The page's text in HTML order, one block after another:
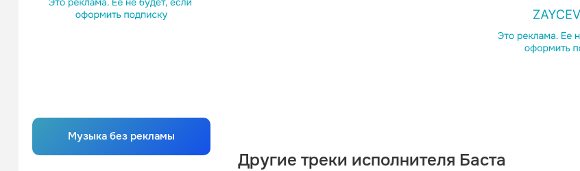
Музыка без рекламы
Другие треки исполнителя Бастапросмотра рекламы